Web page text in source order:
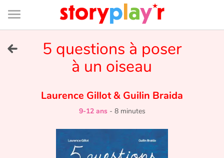
Connexion
Bibliothèque
de
page
Tester gratuitement
Bibliothèque
5 questions à poser
à un oiseau
Laurence Gillot& Guilin Braida
9-12 ans- 8 minutes